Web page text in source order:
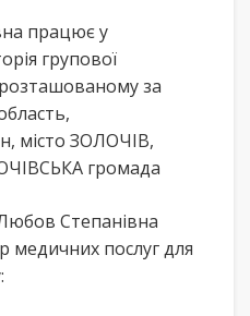
працює у
групової
за
місто ЗОЛОЧІВ,
громада
Степанівна
медичних послуг для